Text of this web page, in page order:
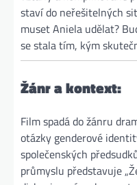
staví do neřešitelných
muset Aniela udělat?
se stala tím, kým
Žánr a kontext:
Film spadá do žánru
otázky genderové
společenských
průmyslu představuje